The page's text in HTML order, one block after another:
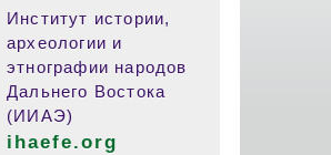
Институт истории,
археологии и
этнографии народов
Дальнего Востока
(ИИАЭ)
ihaefe.org